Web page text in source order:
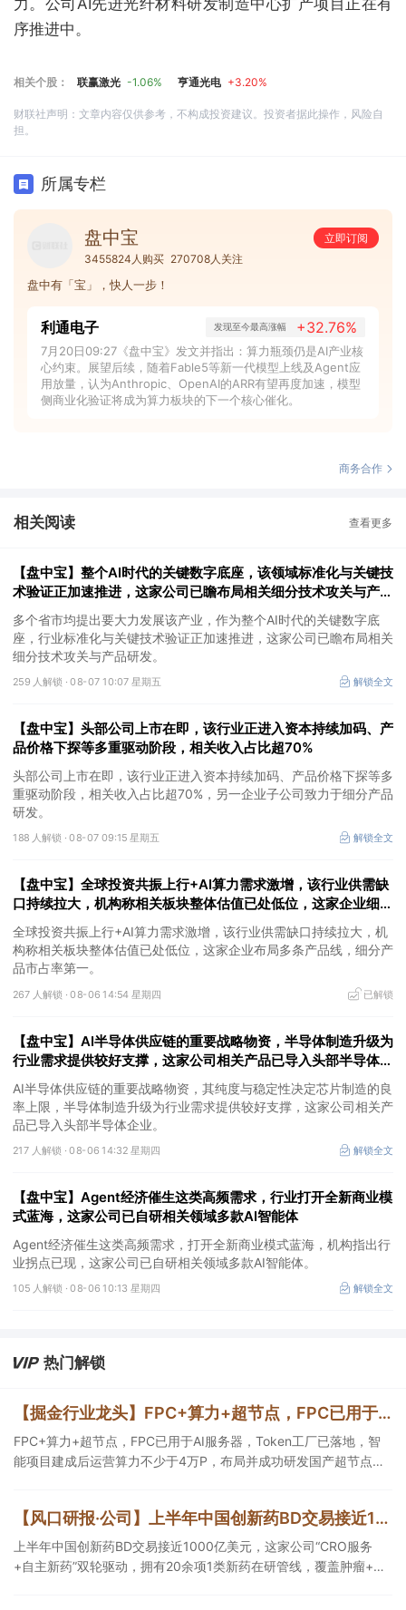
力。公司AI先进光纤材料研发制造中心扩产项目正在有
序推进中。
相关个股： 联赢激光 -1.06% 亨通光电 +3.20%
财联社声明：文章内容仅供参考，不构成投资建议。投资者据此操作，风险自
担。
所属专栏
盘中宝
立即订阅
3455824人购买 270708人关注
盘中有「宝」，快人一步！
利通电子 发现至今最高涨幅 +32.76%
7月20日09:27《盘中宝》发文并指出：算力瓶颈仍是AI产业核
心约束。展望后续，随着Fable5等新一代模型上线及Agent应
用放量，认为Anthropic、OpenAI的ARR有望再度加速，模型
侧商业化验证将成为算力板块的下一个核心催化。
商务合作
相关阅读 查看更多
【盘中宝】整个AI时代的关键数字底座，该领域标准化与关键技
术验证正加速推进，这家公司已瞻布局相关细分技术攻关与产品
研发
多个省市均提出要大力发展该产业，作为整个AI时代的关键数字底
座，行业标准化与关键技术验证正加速推进，这家公司已瞻布局相关
细分技术攻关与产品研发。
259 人解锁 ·08-07 10:07 星期五 解锁全文
【盘中宝】头部公司上市在即，该行业正进入资本持续加码、产
品价格下探等多重驱动阶段，相关收入占比超70%
头部公司上市在即，该行业正进入资本持续加码、产品价格下探等多
重驱动阶段，相关收入占比超70%，另一企业子公司致力于细分产品
研发。
188 人解锁 ·08-07 09:15 星期五 解锁全文
【盘中宝】全球投资共振上行+AI算力需求激增，该行业供需缺
口持续拉大，机构称相关板块整体估值已处低位，这家企业细分
产品市占率第一
全球投资共振上行+AI算力需求激增，该行业供需缺口持续拉大，机
构称相关板块整体估值已处低位，这家企业布局多条产品线，细分产
品市占率第一。
267 人解锁 ·08-06 14:54 星期四 已解锁
【盘中宝】AI半导体供应链的重要战略物资，半导体制造升级为
行业需求提供较好支撑，这家公司相关产品已导入头部半导体企
业
AI半导体供应链的重要战略物资，其纯度与稳定性决定芯片制造的良
率上限，半导体制造升级为行业需求提供较好支撑，这家公司相关产
品已导入头部半导体企业。
217 人解锁 ·08-06 14:32 星期四 解锁全文
【盘中宝】Agent经济催生这类高频需求，行业打开全新商业模
式蓝海，这家公司已自研相关领域多款AI智能体
Agent经济催生这类高频需求，打开全新商业模式蓝海，机构指出行
业拐点已现，这家公司已自研相关领域多款AI智能体。
105 人解锁 ·08-06 10:13 星期四 解锁全文
热门解锁
【掘金行业龙头】FPC+算力+超节点，FPC已用于AI服务器，Token工厂已落地，智能项目建成后运营算力不少于4万P，这家公司布局并成功研发国产超节点系统
FPC+算力+超节点，FPC已用于AI服务器，Token工厂已落地，智
能项目建成后运营算力不少于4万P，布局并成功研发国产超节点系
【风口研报·公司】上半年中国创新药BD交易接近1000亿美元，这家公司“CRO服务+自主新药”双轮驱动，拥有20余项1类新药在研管线，覆盖肿瘤+自免+疼痛管理等重大领域
上半年中国创新药BD交易接近1000亿美元，这家公司“CRO服务
+自主新药”双轮驱动，拥有20余项1类新药在研管线，覆盖肿瘤+自